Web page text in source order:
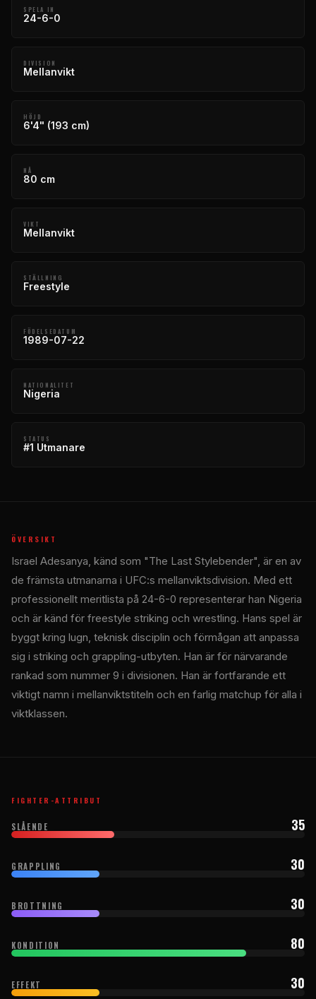
SPELA IN
24-6-0
DIVISION
Mellanvikt
HÖJD
6'4" (193 cm)
NÅ
80 cm
VIKT
Mellanvikt
STÄLLNING
Freestyle
FÖDELSEDATUM
1989-07-22
NATIONALITET
Nigeria
STATUS
#1 Utmanare
ÖVERSIKT
Israel Adesanya, känd som "The Last Stylebender", är en av
de främsta utmanarna i UFC:s mellanviktsdivision. Med ett
professionellt meritlista på 24-6-0 representerar han Nigeria
och är känd för freestyle striking och wrestling. Hans spel är
byggt kring lugn, teknisk disciplin och förmågan att anpassa
sig i striking och grappling-utbyten. Han är för närvarande
rankad som nummer 9 i divisionen. Han är fortfarande ett
viktigt namn i mellanviktstiteln och en farlig matchup för alla i
viktklassen.
FIGHTER-ATTRIBUT
SLÅENDE 35
GRAPPLING 30
BROTTNING 30
KONDITION 80
EFFEKT 30